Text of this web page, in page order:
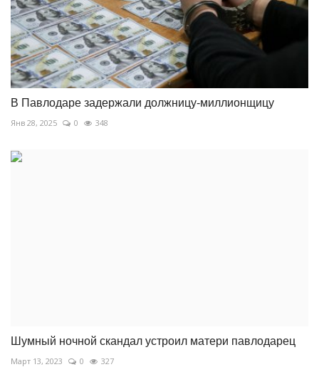
В Павлодаре задержали должницу-миллионщицу
Янв 28, 2025 0 348
Шумный ночной скандал устроил матери павлодарец
Март 13, 2023 0 327